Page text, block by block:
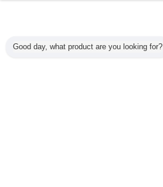
Good day, what product are you looking for?